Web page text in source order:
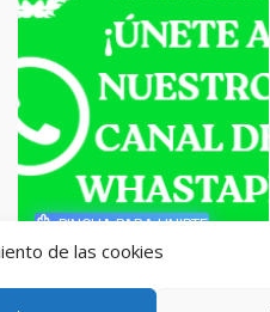
de las cookies
PINCHA PARA UNIRTE